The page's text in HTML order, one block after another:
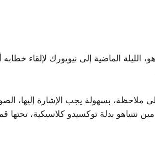
الليلة الماضية إلى نيويورك لإلقاء
بسهولة يجب الإشارة إليها،
نتنياهو بدلة توكسيدو كلاسيكية،